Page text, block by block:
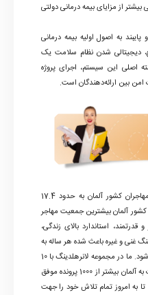
از مزایای بیمه درمانی دولتی
به اصول اولیه بیمه درمانی
دیجیتالی شدن نظام سلامت یک
این سیستم، اجرای پروژه
امن بین ارائه‌دهندگان است.
طبق آمار RF Berlin در سال 2024 تعداد مهاجران کشور آلمان به حدود 17.4
کشور آلمان بیشترین جمعیت مهاجر
استاندارد بالای زندگی،
غنی و غیره باعث شده هر ساله به
تعداد متقاضیان اخذ ویزای این کشور افزوده شود. ما در مجموعه لانرهلدینگ با 10
سال سابقه فعالیت تخصصی در زمینه مهاجرت به آلمان بیشتر از 1000 پرونده موفق
به امروز تمام تلاش خود را جهت